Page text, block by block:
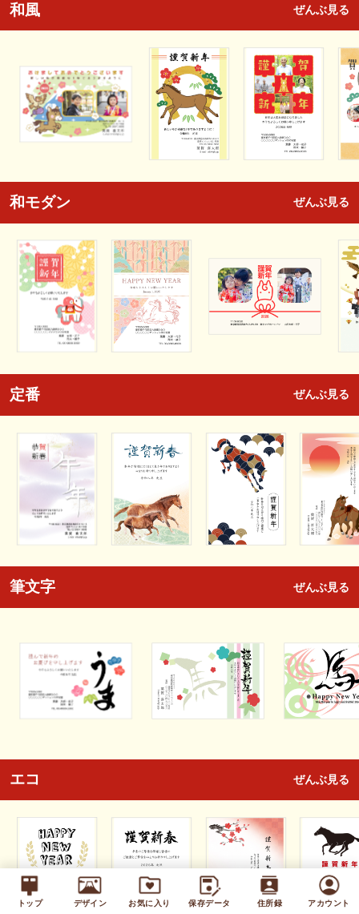
トップ デザイン お気に入り 保存データ 住所録 アカウント
和風 ぜんぶ見る
和モダン ぜんぶ見る
定番 ぜんぶ見る
筆文字 ぜんぶ見る
エコ ぜんぶ見る